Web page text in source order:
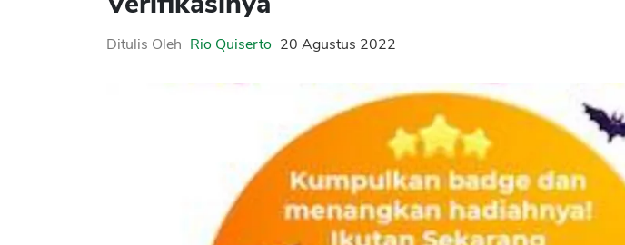
Ditulis Oleh Rio Quiserto 20 Agustus 2022